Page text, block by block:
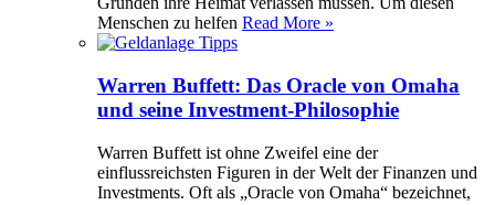
Menschen zu helfen Read More »
Warren Buffett: Das Oracle von Omaha
und seine Investment-Philosophie
Warren Buffett ist ohne Zweifel eine der
einflussreichsten Figuren in der Welt der Finanzen und
Investments. Oft als „Oracle von Omaha“ bezeichnet,